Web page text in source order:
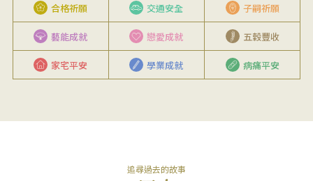
合格祈願 交通安全 子嗣祈願
藝能成就 戀愛成就 五穀豐收
家宅平安 學業成就 病痛平安
追尋過去的故事